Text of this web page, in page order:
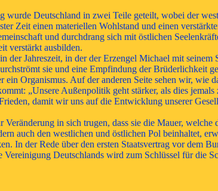
wurde Deutschland in zwei Teile geteilt, wobei der
Zeit einen materiellen Wohlstand und einen
und durchdrang sich mit östlichen
verstärkt ausbilden.
der Jahreszeit, in der der Erzengel Michael mit
sie und eine Empfindung der Brüderlichkeit
Organismus. Auf der anderen Seite sehen wir, wie
„Unsere Außenpolitik geht stärker, als dies
damit wir uns auf die Entwicklung unserer
in sich trugen, dass sie die Mauer,
auch den westlichen und östlichen Pol beinhaltet,
In der Rede über den ersten Staatsvertrag vor dem
Deutschlands wird zum Schlüssel für die